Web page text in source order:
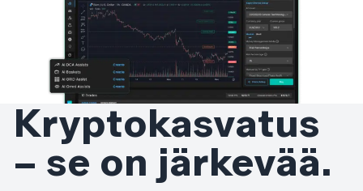
Kryptokasvatus
– se on järkevää.